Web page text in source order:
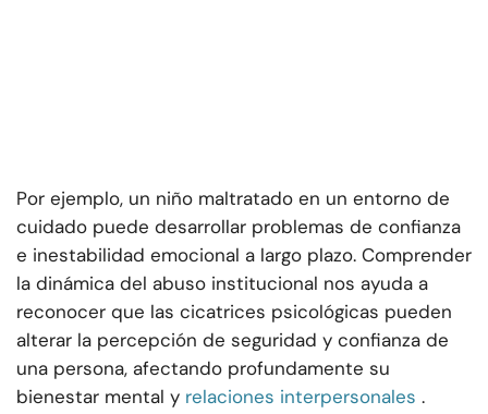
Por ejemplo, un niño maltratado en un entorno de
cuidado puede desarrollar problemas de confianza
e inestabilidad emocional a largo plazo. Comprender
la dinámica del abuso institucional nos ayuda a
reconocer que las cicatrices psicológicas pueden
alterar la percepción de seguridad y confianza de
una persona, afectando profundamente su
bienestar mental y relaciones interpersonales .